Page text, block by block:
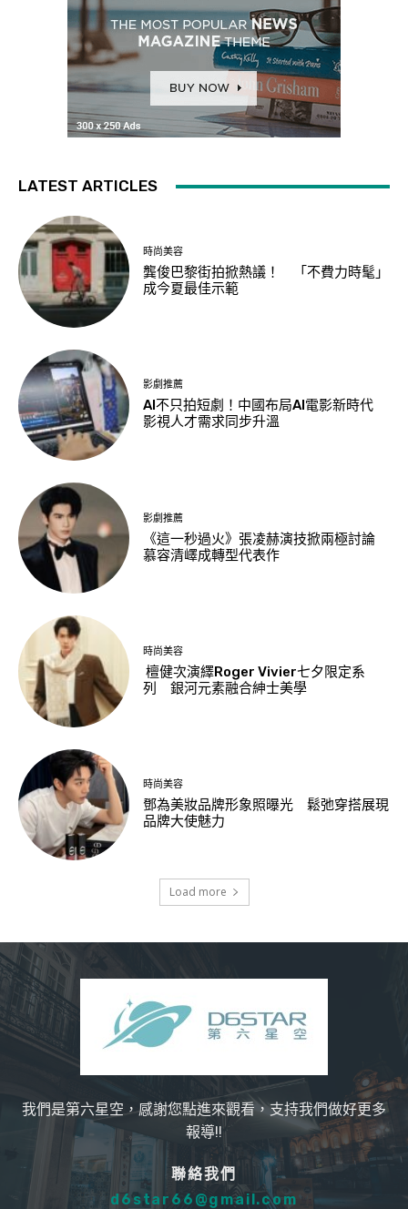
LATEST ARTICLES
時尚美容
龔俊巴黎街拍掀熱議！ 「不費力時髦」
成今夏最佳示範
影劇推薦
AI不只拍短劇！中國布局AI電影新時代
影視人才需求同步升溫
影劇推薦
《這一秒過火》張凌赫演技掀兩極討論
慕容清嶧成轉型代表作
時尚美容
檀健次演繹Roger Vivier七夕限定系
列 銀河元素融合紳士美學
時尚美容
鄧為美妝品牌形象照曝光 鬆弛穿搭展現
品牌大使魅力
Load more
我們是第六星空，感謝您點進來觀看，支持我們做好更多
報導!!
聯絡我們
d6star66@gmail.com